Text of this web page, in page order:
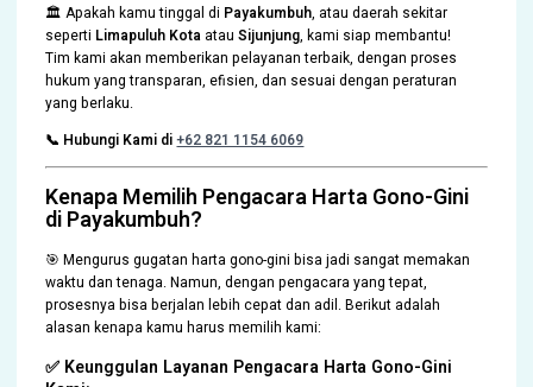
🏛️ Apakah kamu tinggal di Payakumbuh, atau daerah sekitar
seperti Limapuluh Kota atauSijunjung, kami siap membantu!
Tim kami akan memberikan pelayanan terbaik, dengan proses
hukum yang transparan, efisien, dan sesuai dengan peraturan
yang berlaku.
📞 Hubungi Kami di+62 821 1154 6069
Kenapa Memilih Pengacara Harta Gono-Gini
di Payakumbuh?
🎯 Mengurus gugatan harta gono-gini bisa jadi sangat memakan
waktu dan tenaga. Namun, dengan pengacara yang tepat,
prosesnya bisa berjalan lebih cepat dan adil. Berikut adalah
alasan kenapa kamu harus memilih kami:
✅ Keunggulan Layanan Pengacara Harta Gono-Gini